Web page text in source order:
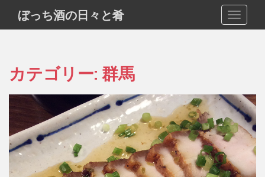
i
ぼっち酒の日々と肴
カテゴリー: 群馬